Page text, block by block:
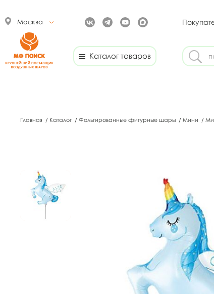
Москва
Каталог товаров
Главная / Каталог / Фольгированные фигурные шары / Мини /